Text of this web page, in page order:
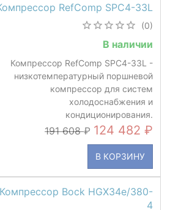
RefComp SPC4-33L
(0)
В наличии
Компрессор RefComp SPC4-33L -
низкотемпературный поршневой
компрессор для систем
холодоснабжения и
кондиционирования.
191 608 124 482
В КОРЗИНУ
Компрессор Bock HGX34e/380-
4